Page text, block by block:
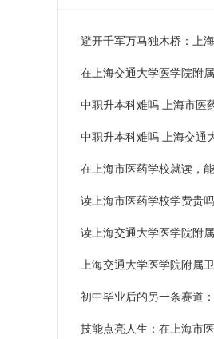
避开千军万马独木桥：上
在上海交通大学医学院附
中职升本科难吗 上海市医
中职升本科难吗 上海交通
在上海市医药学校就读，
读上海市医药学校学费贵
读上海交通大学医学院附
上海交通大学医学院附属
初中毕业后的另一条赛道
技能点亮人生：在上海市